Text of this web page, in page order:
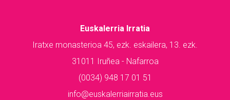
Euskalerria Irratia
Iratxe monasterioa 45, ezk. eskailera, 13. ezk.
31011 Iruñea - Nafarroa
(0034) 948 17 01 51
info@euskalerriairratia.eus